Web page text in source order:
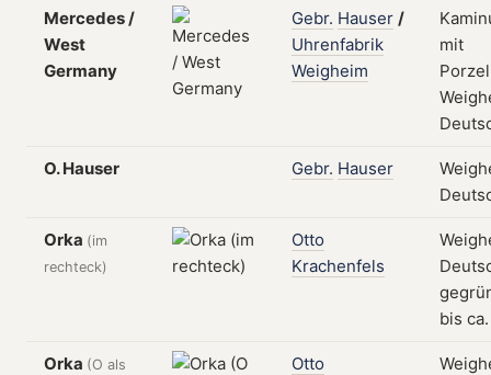
Mercedes /
West
Germany
Gebr. Hauser /
Uhrenfabrik
Weigheim
mit
O. Hauser Gebr. Hauser
Orka (im
rechteck)
Otto
Krachenfels
bis
Orka (O als
Otto